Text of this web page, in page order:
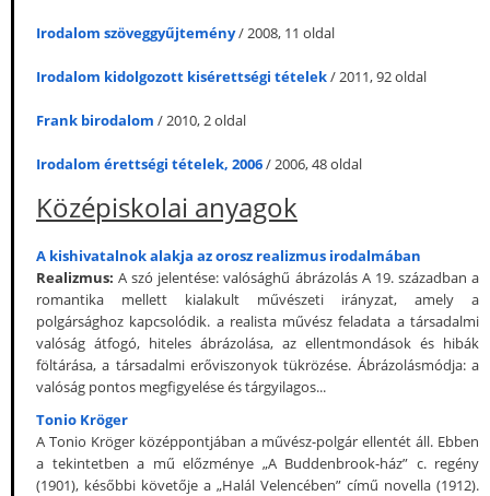
Irodalom szöveggyűjtemény/ 2008, 11 oldal
Irodalom kidolgozott kisérettségi tételek/ 2011, 92 oldal
Frank birodalom / 2010, 2 oldal
Irodalom érettségi tételek, 2006/ 2006, 48 oldal
Középiskolai anyagok
A kishivatalnok alakja az orosz realizmus irodalmában
Realizmus: A szó jelentése: valósághű ábrázolás A 19. században a
romantika mellett kialakult művészeti irányzat, amely a
polgársághoz kapcsolódik. a realista művész feladata a társadalmi
valóság átfogó, hiteles ábrázolása, az ellentmondások és hibák
föltárása, a társadalmi erőviszonyok tükrözése. Ábrázolásmódja: a
valóság pontos megfigyelése és tárgyilagos...
Tonio Kröger
A Tonio Kröger középpontjában a művész-polgár ellentét áll. Ebben
a tekintetben a mű előzménye „A Buddenbrook-ház” c. regény
(1901), későbbi követője a „Halál Velencében” című novella (1912).